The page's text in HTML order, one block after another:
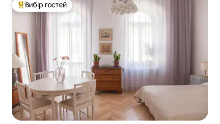
Топ вибір гостей
Вибір гостей